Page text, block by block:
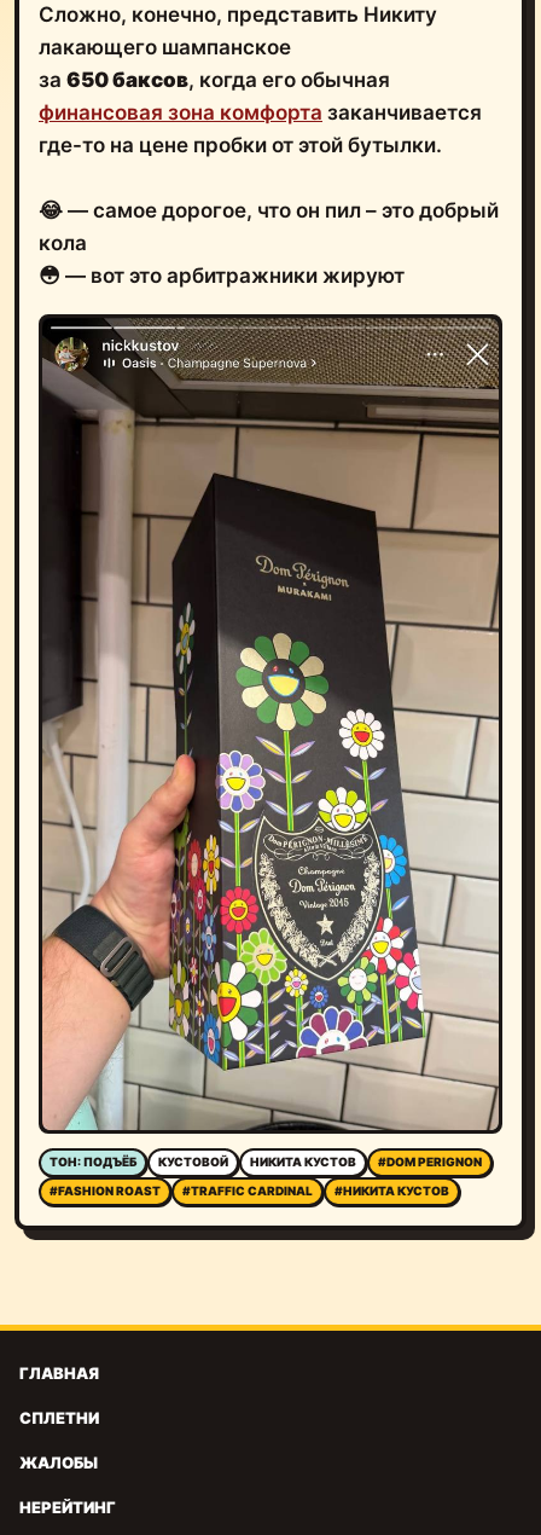
Сложно, конечно, представить Никиту
лакающего шампанское
за 650 баксов, когда его обычная
финансовая зона комфорта заканчивается
где-то на цене пробки от этой бутылки.
😂 — самое дорогое, что он пил – это добрый
кола
😳 — вот это арбитражники жируют
ТОН: ПОДЪЁБ КУСТОВОЙ НИКИТА КУСТОВ
#DOM PERIGNON
#FASHION ROAST
#TRAFFIC CARDINAL #НИКИТА КУСТОВ
ГЛАВНАЯ
СПЛЕТНИ
ЖАЛОБЫ
НЕРЕЙТИНГ